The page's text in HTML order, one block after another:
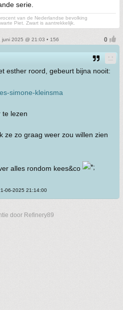
serie.
van de Nederlandse bevolking
Piet. Zwart is aantrekkelijk.
juni 2025 @ 21:03 • 156
esther roord, gebeurt bijna nooit:
simone-kleinsma
te lezen
ze zo graag weer zou willen zien
alles rondom kees&co
06-2025 21:14:00
door Refinery89